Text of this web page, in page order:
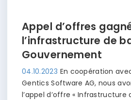
Appel d’offres
l’infrastructure de
Gouvernement
04.10.2023 En coopération
Gentics Software AG, nous
l’appel d’offre « Infrastructure